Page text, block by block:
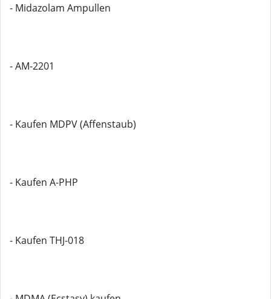
- Midazolam Ampullen
- AM-2201
- Kaufen MDPV (Affenstaub)
- Kaufen A-PHP
- Kaufen THJ-018